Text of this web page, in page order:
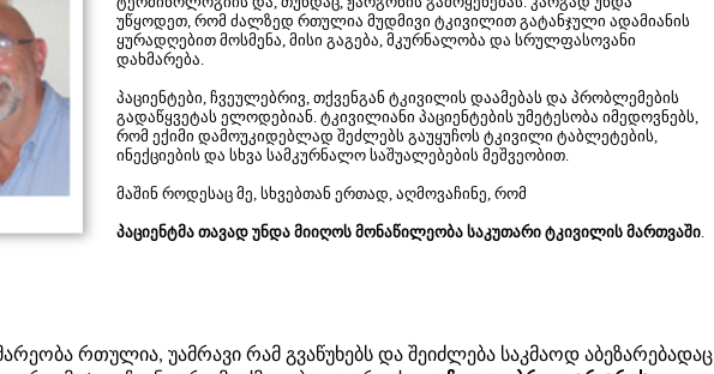
უწყოდეთ, რომ ძალზედ რთულია მუდმივი ტკივილით გატანჯული ადამიანის
ყურადღებით მოსმენა, მისი გაგება, მკურნალობა და სრულფასოვანი
დახმარება.
პაციენტები, ჩვეულებრივ, თქვენგან ტკივილის დაამებას და პრობლემების
გადაწყვეტას ელოდებიან. ტკივილიანი პაციენტების უმეტესობა იმედოვნებს,
რომ ექიმი დამოუკიდებლად შეძლებს გაუყუჩოს ტკივილი ტაბლეტების,
ინექციების და სხვა სამკურნალო საშუალებების მეშვეობით.
მაშინ როდესაც მე, სხვებთან ერთად, აღმოვაჩინე, რომ
პაციენტმა თავად უნდა მიიღოს მონაწილეობა საკუთარი ტკივილის მართვაში.
რთულია, უამრავი რამ გვაწუხებს და შეიძლება საკმაოდ აბეზარებადაც